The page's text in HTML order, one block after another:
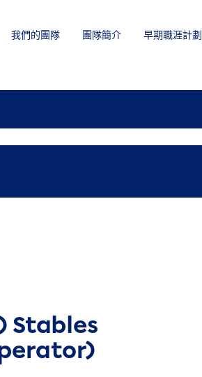
我們的團隊 團隊簡介 早期職涯計劃
Stables